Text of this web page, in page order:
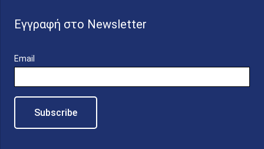
Εγγραφή στο Newsletter
Email